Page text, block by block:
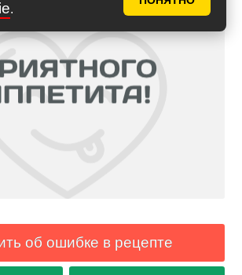
.
об ошибке в рецепте